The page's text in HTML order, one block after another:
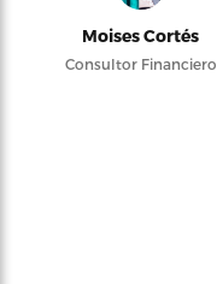
Moises Cortés
Consultor Financiero